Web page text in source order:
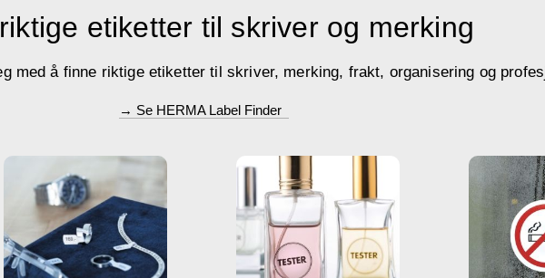
etiketter til skriver og merking
med å finne riktige etiketter til skriver, merking, frakt, organisering og
→ Se HERMA Label Finder